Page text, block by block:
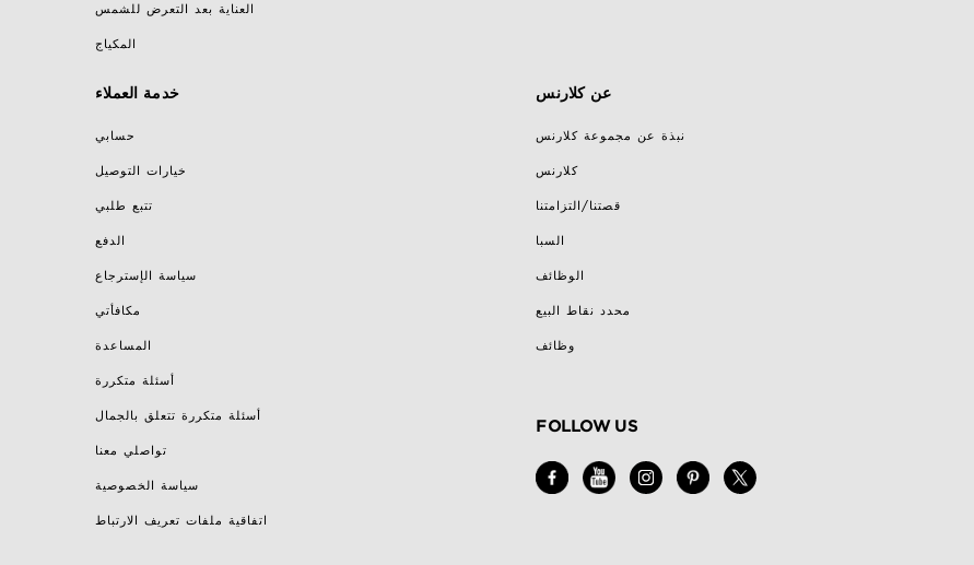
العناية بعد التعرض للشمس
المكياج
خدمة العملاء
حسابي
خيارات التوصيل
تتبع طلبي
الدفع
سياسة الإسترجاع
مكافأتي
المساعدة
أسئلة متكررة
أسئلة متكررة تتعلق بالجمال
تواصلي معنا
سياسة الخصوصية
اتفاقية ملفات تعريف الارتباط
عن كلارنس
نبذة عن مجموعة كلارنس
كلارنس
قصتنا/التزامتنا
السبا
الوظائف
محدد نقاط البيع
وظائف
FOLLOW US